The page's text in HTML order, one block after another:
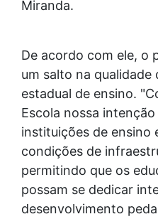
Miranda.
De acordo com ele, o
um salto na qualidade
estadual de ensino.
Escola nossa
instituições de ensino
condições de
permitindo que os
possam se dedicar
desenvolvimento